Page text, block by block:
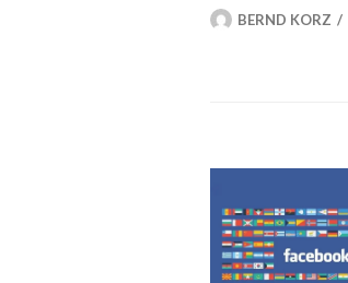
BERND KORZ